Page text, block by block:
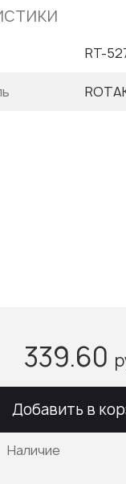
RT-
339.60
Добавить в
Наличие